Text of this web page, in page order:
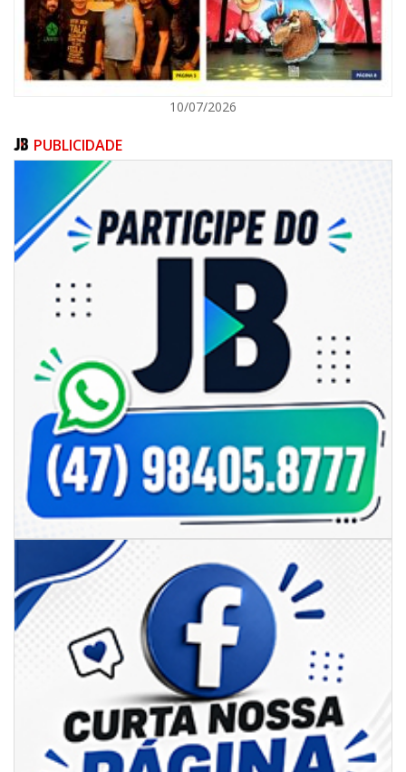
06/08/2026 | 18:18
Programa de IST/Aids e Hepatites Virais faz testagem rápida em frente
ao CIS
GERAL
10/07/2026
PUBLICIDADE